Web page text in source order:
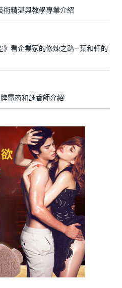
術精湛與教學專業介紹
》看企業家的修煉之路—葉和軒的
電商和調香師介紹